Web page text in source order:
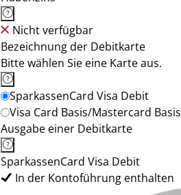
Nicht verfügbar
Bezeichnung der Debitkarte
Bitte wählen Sie eine Karte aus.
SparkassenCard Visa Debit
Visa Card Basis/Mastercard Basis
Ausgabe einer Debitkarte
SparkassenCard Visa Debit
In der Kontoführung enthalten